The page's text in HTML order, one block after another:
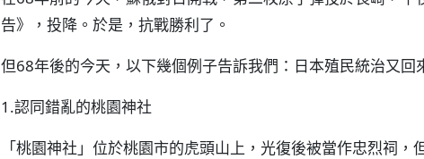
告》，投降。於是，抗戰勝利了。
但68年後的今天，以下幾個例子告訴我們：日本殖民統治又回
1.認同錯亂的桃園神社
「桃園神社」位於桃園市的虎頭山上，光復後被當作忠烈祠